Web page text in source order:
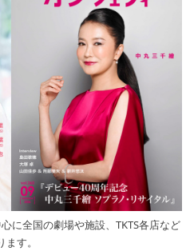
に全国の劇場や施設、TKTS各店など
す。